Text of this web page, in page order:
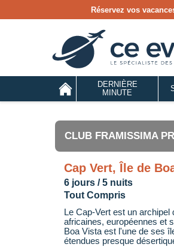
Réservez vos
DERNIÈRE
MINUTE
CLUB FRAMISSIMA
Cap Vert, Île de
6 jours / 5 nuits
Tout Compris
Le Cap-Vert est un
africaines, européennes et
Boa Vista est l'une de ses
étendues presque